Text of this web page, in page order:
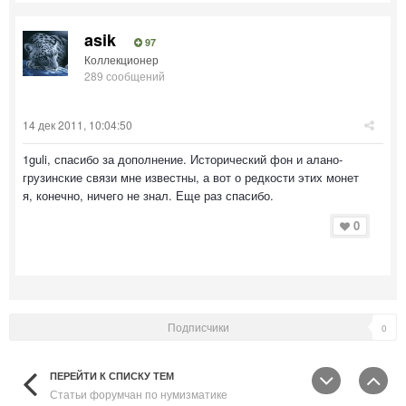
asik 97
Коллекционер
289 сообщений
14 дек 2011, 10:04:50
1guli, спасибо за дополнение. Исторический фон и алано-
грузинские связи мне известны, а вот о редкости этих монет
я, конечно, ничего не знал. Еще раз спасибо.
0
Подписчики 0
ПЕРЕЙТИ К СПИСКУ ТЕМ
Статьи форумчан по нумизматике